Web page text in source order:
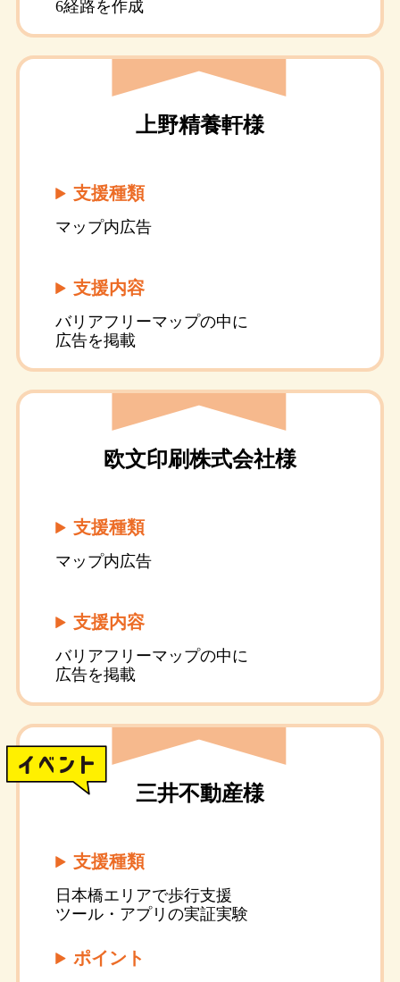
6経路を作成
上野精養軒様
支援種類
マップ内広告
支援内容
バリアフリーマップの中に
広告を掲載
欧文印刷株式会社様
支援種類
マップ内広告
支援内容
バリアフリーマップの中に
広告を掲載
三井不動産様
支援種類
日本橋エリアで歩行支援
ツール・アプリの実証実験
ポイント